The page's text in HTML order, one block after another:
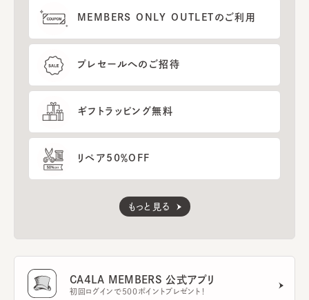
MEMBERS ONLY OUTLETのご利用
プレセールへのご招待
ギフトラッピング無料
リペア50％OFF
もっと見る
CA4LA MEMBERS 公式アプリ
初回ログインで500ポイントプレゼント！